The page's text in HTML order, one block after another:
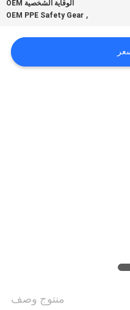
الوقاية الشخصية OEM
,
OEM PPE Safety Gear
منتوج وصف